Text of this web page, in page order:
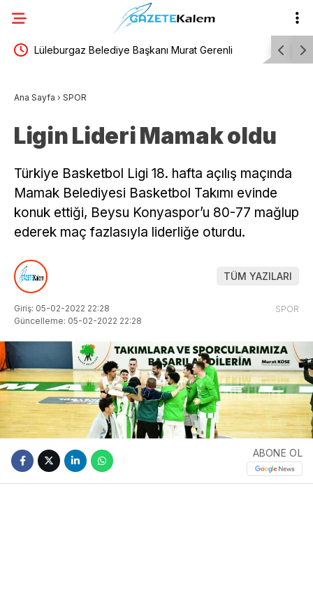
eşitlik Lüleburgaz Belediye Başkanı Murat Gerenli
Ana Sayfa › SPOR
Ligin Lideri Mamak oldu
Türkiye Basketbol Ligi 18. hafta açılış maçında
Mamak Belediyesi Basketbol Takımı evinde
konuk ettiği, Beysu Konyaspor’u 80-77 mağlup
ederek maç fazlasıyla liderliğe oturdu.
TÜM YAZILARI
Giriş: 05-02-2022 22:28
Güncelleme: 05-02-2022 22:28
SPOR
ABONE OL